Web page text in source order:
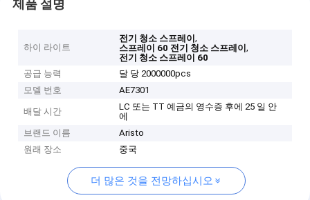
제품 설명
하이 라이트
전기 청소 스프레이,
스프레이 60 전기 청소 스프레이,
전기 청소 스프레이 60
공급 능력
달 당 2000000pcs
모델 번호
AE7301
배달 시간
LC 또는 TT 예금의 영수증 후에 25 일 안
에
브랜드 이름
Aristo
원래 장소
중국
더 많은 것을 전망하십시오